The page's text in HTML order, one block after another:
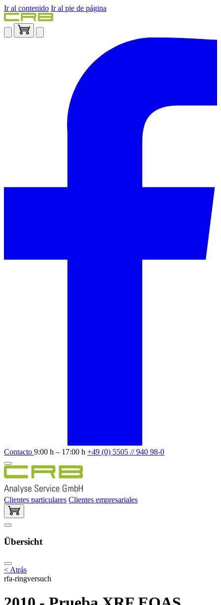
Ir al contenido Ir al pie de página
Contacto 9:00 h – 17:00 h +49 (0) 5505 // 940 98-0
Clientes particulares Clientes empresariales
Übersicht
< Atrás
rfa-ringversuch